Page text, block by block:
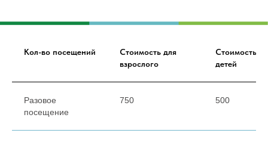
Кол-во посещений
Стоимость для
взрослого
Стоимость
детей
Разовое
посещение
750 500